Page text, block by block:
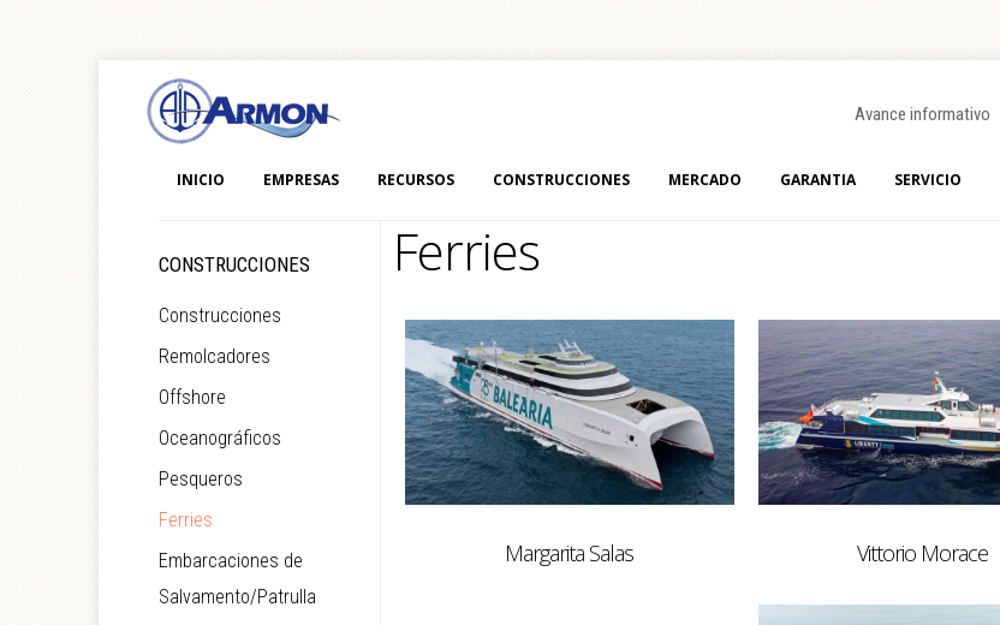
Avance informativo
INICIO EMPRESAS RECURSOS CONSTRUCCIONES MERCADO GARANTIA SERVICIO
Ferries
Margarita Salas Vittorio Morace
CONSTRUCCIONES
Construcciones
Remolcadores
Offshore
Oceanográficos
Pesqueros
Ferries
Embarcaciones de
Salvamento/Patrulla